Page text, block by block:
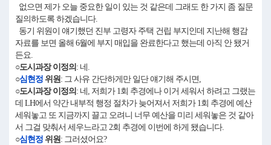
없으면 제가 오늘 중요한 일이 있는 것 같은데 그래도 한 가지 좀 질문
질의하도록 하겠습니다.
동기 위원이 얘기했던 진부 고령자 주택 건립 부지인데 지난해 행감
자료를 보면 올해 6월에 부지 매입을 완료한다고 했는데 아직 안 됐거
든요.
○도시과장 이정의 : 네.
○심현정 위원: 그 사유 간단하게만 일단 얘기해 주시면,
○도시과장 이정의 : 네, 저희가 1회 추경에나 이거 세워서 하려고 그랬는
데 LH에서 약간 내부적 행정 절차가 늦어져서 저희가 1회 추경에 예산
세워놓고 또 지금까지 끌고 오려니 너무 예산을 미리 세워놓은 것 같아
서 그걸 맞춰서 세우느라고 2회 추경에 이번에 하게 됐습니다.
○심현정 위원: 그러셨어요?